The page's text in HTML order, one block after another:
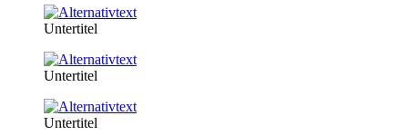
Untertitel
Untertitel
Untertitel